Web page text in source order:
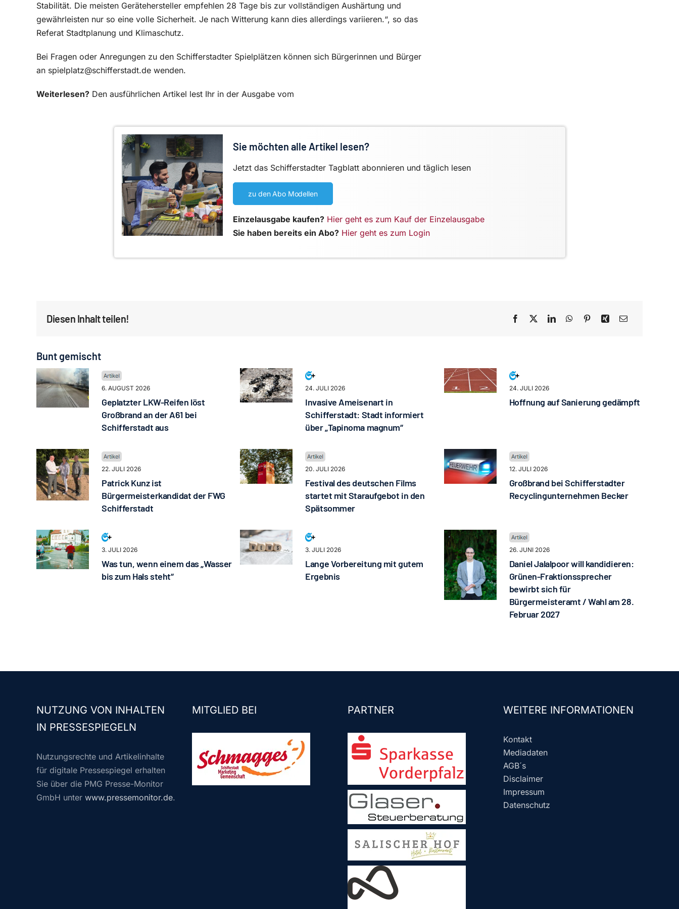
Stabilität. Die meisten Gerätehersteller empfehlen 28 Tage bis zur vollständigen Aushärtung und
gewährleisten nur so eine volle Sicherheit. Je nach Witterung kann dies allerdings variieren.“, so das
Referat Stadtplanung und Klimaschutz.
Bei Fragen oder Anregungen zu den Schifferstadter Spielplätzen können sich Bürgerinnen und Bürger
an spielplatz@schifferstadt.de wenden.
Weiterlesen? Den ausführlichen Artikel lest Ihr in der Ausgabe vom
Sie möchten alle Artikel lesen?
Jetzt das Schifferstadter Tagblatt abonnieren und täglich lesen
zu den Abo Modellen
Einzelausgabe kaufen? Hier geht es zum Kauf der Einzelausgabe
Sie haben bereits ein Abo? Hier geht es zum Login
Diesen Inhalt teilen!
Bunt gemischt
6. AUGUST 2026
Geplatzter LKW-Reifen löst
Großbrand an der A61 bei
Schifferstadt aus
24. JULI 2026
Invasive Ameisenart in
Schifferstadt: Stadt informiert
über „Tapinoma magnum“
24. JULI 2026
Hoffnung auf Sanierung gedämpft
22. JULI 2026
Patrick Kunz ist
Bürgermeisterkandidat der FWG
Schifferstadt
20. JULI 2026
Festival des deutschen Films
startet mit Staraufgebot in den
Spätsommer
12. JULI 2026
Großbrand bei Schifferstadter
Recyclingunternehmen Becker
3. JULI 2026
Was tun, wenn einem das „Wasser
bis zum Hals steht“
3. JULI 2026
Lange Vorbereitung mit gutem
Ergebnis
26. JUNI 2026
Daniel Jalalpoor will kandidieren:
Grünen-Fraktionssprecher
bewirbt sich für
Bürgermeisteramt / Wahl am 28.
Februar 2027
NUTZUNG VON INHALTEN
IN PRESSESPIEGELN
Nutzungsrechte und Artikelinhalte
für digitale Pressespiegel erhalten
Sie über die PMG Presse-Monitor
GmbH unter www.pressemonitor.de.
MITGLIED BEI PARTNER WEITERE INFORMATIONEN
Kontakt
Mediadaten
AGB´s
Disclaimer
Impressum
Datenschutz